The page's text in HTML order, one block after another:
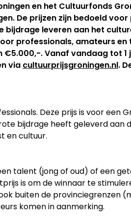
en het Cultuurfonds
De prijzen zijn bedoeld voor
bijdrage leveren aan het
professionals, amateurs en
. Vanaf vandaag tot 1
via cultuurprijsgroningen.nl.
Deze prijs is voor een
bijdrage heeft geleverd aan
en cultuur.
talent (jong of oud) of een
is om de winnaar te
buiten de provinciegrenzen
komen in aanmerking.